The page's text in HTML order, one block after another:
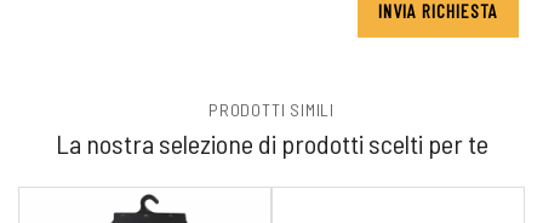
INVIA RICHIESTA
PRODOTTI SIMILI
La nostra selezione di prodotti scelti per te